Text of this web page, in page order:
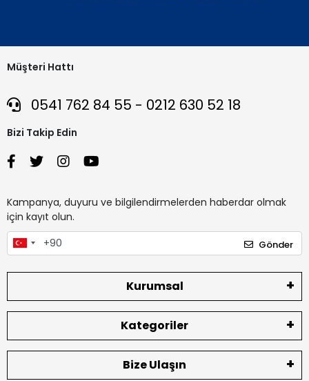
Müşteri Hattı
0541 762 84 55 - 0212 630 52 18
Bizi Takip Edin
Kampanya, duyuru ve bilgilendirmelerden haberdar olmak
için kayıt olun.
Gönder
Kurumsal
Kategoriler
Bize Ulaşın